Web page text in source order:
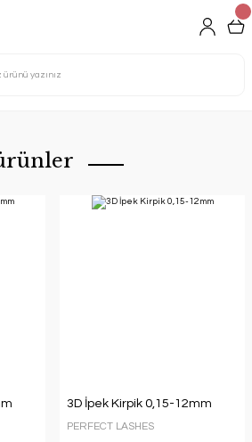
3D İpek Kirpik 0,15-12mm
PERFECT LASHES